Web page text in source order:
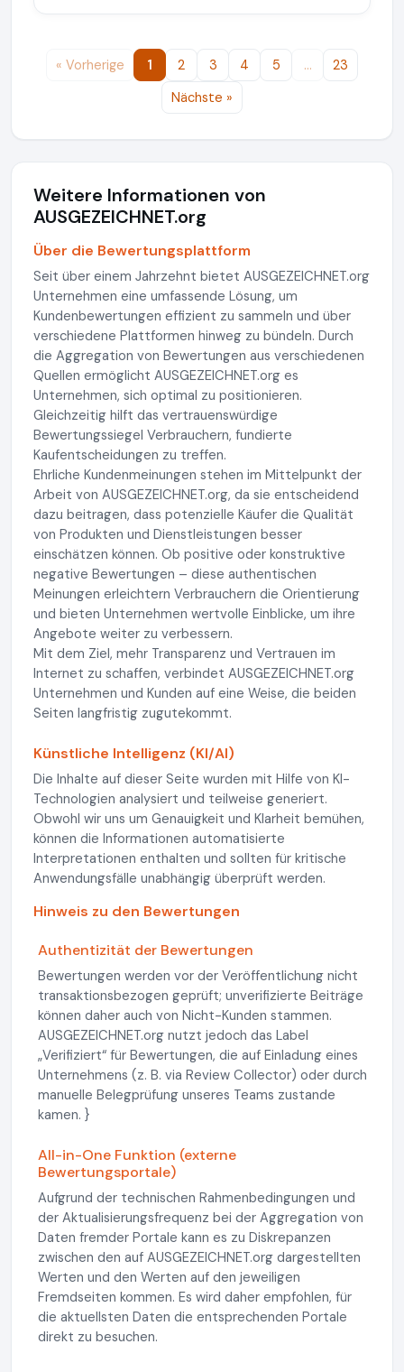
« Vorherige 1 2 3 4 5 …
23
Nächste »
Weitere Informationen von
AUSGEZEICHNET.org
Über die Bewertungsplattform
Seit über einem Jahrzehnt bietet AUSGEZEICHNET.org
Unternehmen eine umfassende Lösung, um
Kundenbewertungen effizient zu sammeln und über
verschiedene Plattformen hinweg zu bündeln. Durch
die Aggregation von Bewertungen aus verschiedenen
Quellen ermöglicht AUSGEZEICHNET.org es
Unternehmen, sich optimal zu positionieren.
Gleichzeitig hilft das vertrauenswürdige
Bewertungssiegel Verbrauchern, fundierte
Kaufentscheidungen zu treffen.
Ehrliche Kundenmeinungen stehen im Mittelpunkt der
Arbeit von AUSGEZEICHNET.org, da sie entscheidend
dazu beitragen, dass potenzielle Käufer die Qualität
von Produkten und Dienstleistungen besser
einschätzen können. Ob positive oder konstruktive
negative Bewertungen – diese authentischen
Meinungen erleichtern Verbrauchern die Orientierung
und bieten Unternehmen wertvolle Einblicke, um ihre
Angebote weiter zu verbessern.
Mit dem Ziel, mehr Transparenz und Vertrauen im
Internet zu schaffen, verbindet AUSGEZEICHNET.org
Unternehmen und Kunden auf eine Weise, die beiden
Seiten langfristig zugutekommt.
Künstliche Intelligenz (KI/AI)
Die Inhalte auf dieser Seite wurden mit Hilfe von KI-
Technologien analysiert und teilweise generiert.
Obwohl wir uns um Genauigkeit und Klarheit bemühen,
können die Informationen automatisierte
Interpretationen enthalten und sollten für kritische
Anwendungsfälle unabhängig überprüft werden.
Hinweis zu den Bewertungen
Authentizität der Bewertungen
Bewertungen werden vor der Veröffentlichung nicht
transaktionsbezogen geprüft; unverifizierte Beiträge
können daher auch von Nicht-Kunden stammen.
AUSGEZEICHNET.org nutzt jedoch das Label
„Verifiziert“ für Bewertungen, die auf Einladung eines
Unternehmens (z. B. via Review Collector) oder durch
manuelle Belegprüfung unseres Teams zustande
kamen. }
All-in-One Funktion (externe
Bewertungsportale)
Aufgrund der technischen Rahmenbedingungen und
der Aktualisierungsfrequenz bei der Aggregation von
Daten fremder Portale kann es zu Diskrepanzen
zwischen den auf AUSGEZEICHNET.org dargestellten
Werten und den Werten auf den jeweiligen
Fremdseiten kommen. Es wird daher empfohlen, für
die aktuellsten Daten die entsprechenden Portale
direkt zu besuchen.